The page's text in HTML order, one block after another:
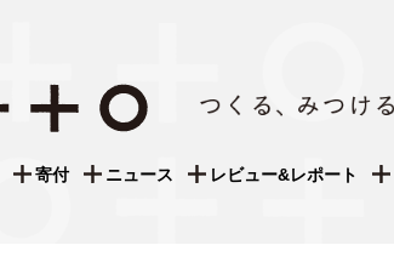
寄付 ニュース レビュー&レポート